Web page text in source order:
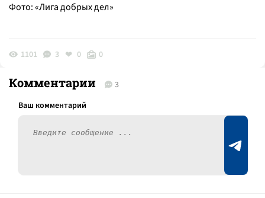
Фото: «Лига добрых дел»
1101 3 0 0
Комментарии 3